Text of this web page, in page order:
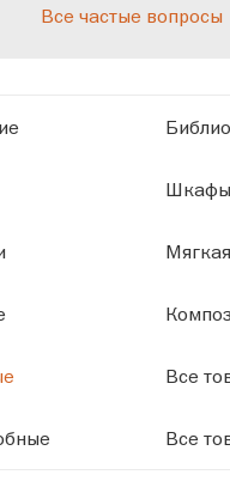
Все частые вопросы
Все
Все